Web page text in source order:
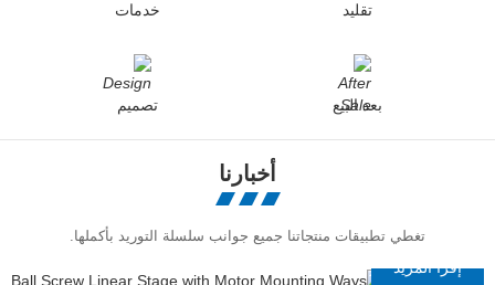
خدمات تقليد
تصميم بعد البيع
أخبارنا
تغطي تطبيقات منتجاتنا جميع جوانب سلسلة التوريد بأكملها.
إقرأ المزيد